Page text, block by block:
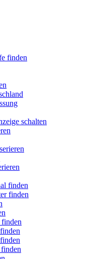
finden
schalten
finden
finden